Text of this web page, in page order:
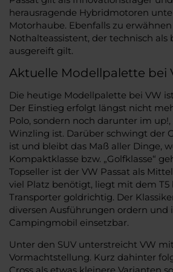
herausragende Hybridmotoren
Motorhaube. Ebenfalls zu
Nothalteassistent, der technisch als
ausgereift gilt.
Aktuelle Modellpalette bei
Die heutige Modellpalette bei VW
Der Einstieg erfolgt längst nicht
Polo, sondern noch darunter im
Winzling ist. Darüber schwingt der
ist und bleibt das Maß aller Dinge,
Kompaktklasse bzw. „Golfklasse“
Topseller ist der VW Passat als
viel Platz benötigt, liegt mit dem T5
Transporter goldrichtig. Der
diversen Ausführungen ordern und
Campingmobil einsetzbar.
Unter den SUV unterstreicht VW
Vormachtstellung. Kurz dahinter
Cross als etwas kleinere Varianten